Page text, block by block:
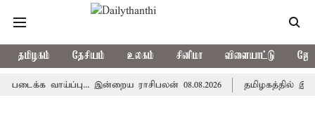
தமிழகம் தேசியம் உலகம் சினிமா விளையாட்டு
வாய்ப்பு... இன்றைய ராசிபலன் 08.08.2026 தமிழகத்தில் இன்று